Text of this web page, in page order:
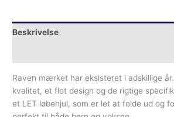
Beskrivelse
Raven mærket har eksisteret i adskillige
kvalitet, et flot design og de rigtige
et LET løbehjul, som er let at folde ud og